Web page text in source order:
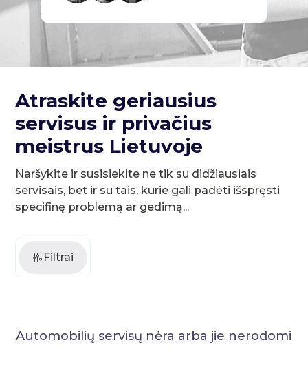
Atraskite geriausius
servisus ir privačius
meistrus Lietuvoje
Naršykite ir susisiekite ne tik su didžiausiais
servisais, bet ir su tais, kurie gali padėti išspręsti
specifinę problemą ar gedimą...
Filtrai
Automobilių servisų nėra arba jie nerodomi